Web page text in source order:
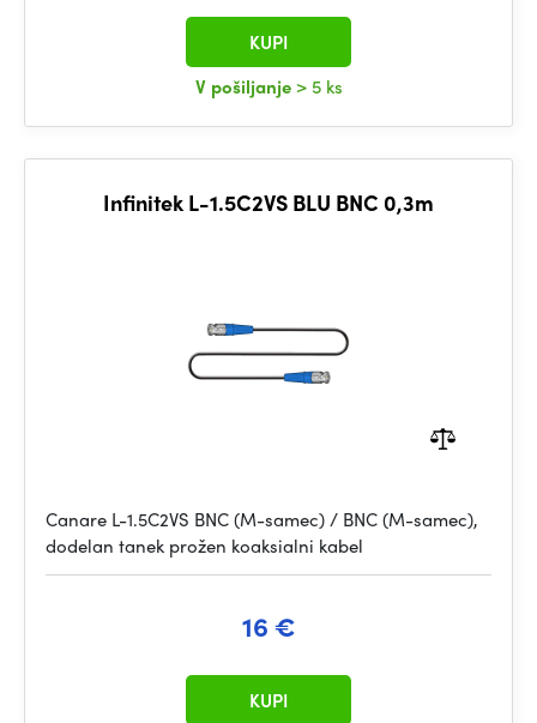
V pošiljanje > 5 ks
KUPI
Infinitek L-1.5C2VS BLU BNC 0,3m
Canare L-1.5C2VS BNC (M-samec) / BNC (M-samec),
dodelan tanek prožen koaksialni kabel
16 €
KUPI